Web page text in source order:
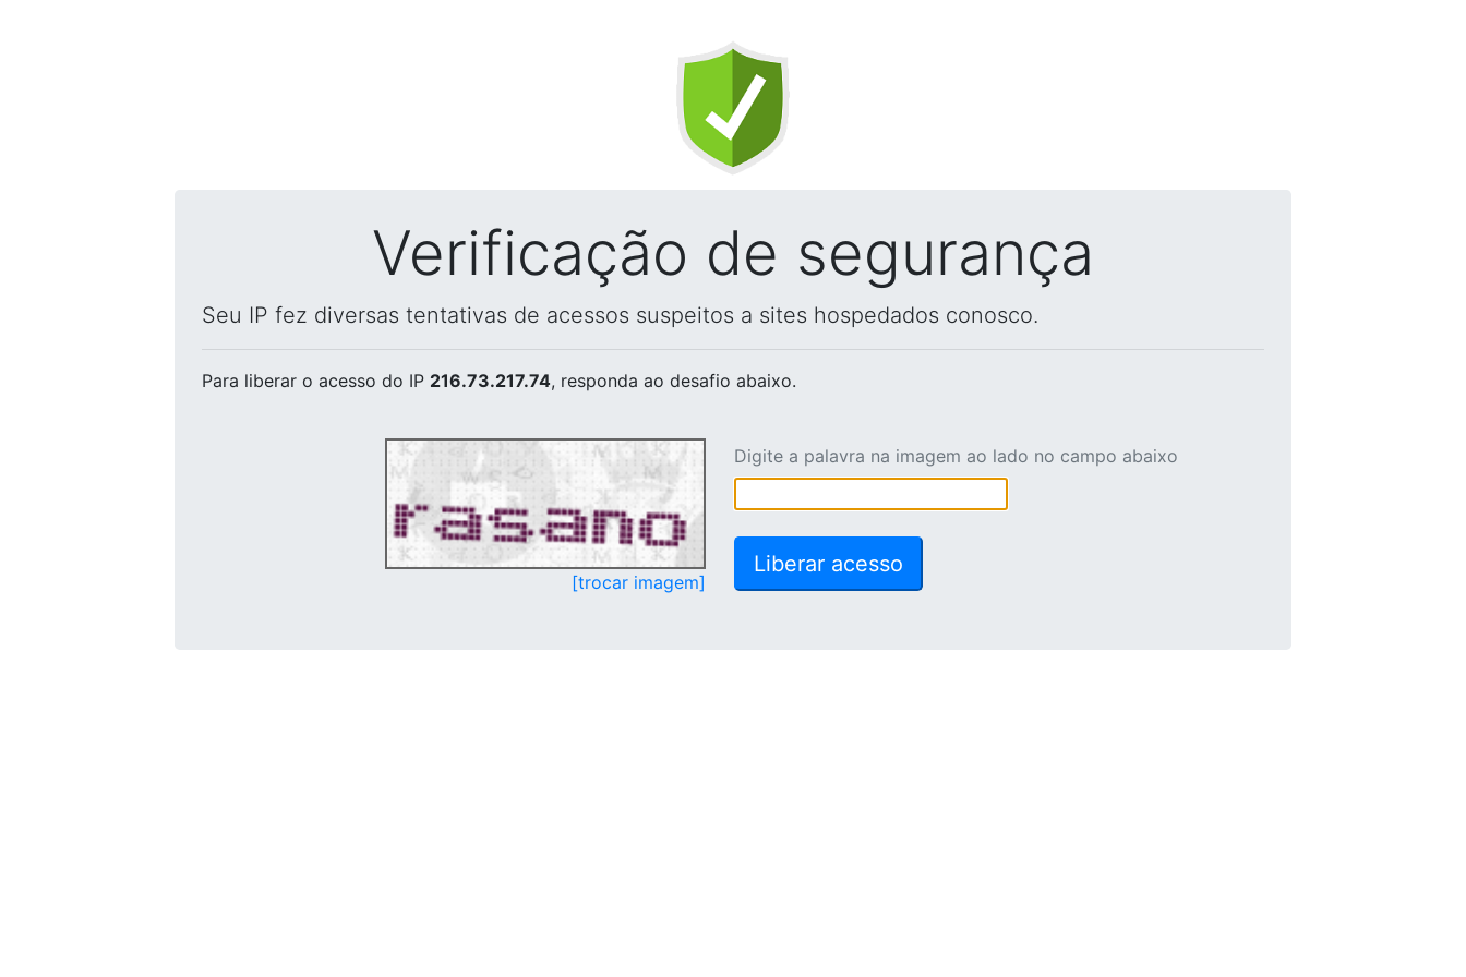
Verificação de segurança
Seu IP fez diversas tentativas de acessos suspeitos a sites hospedados conosco.
Para liberar o acesso do IP 216.73.217.74, responda ao desafio abaixo.
[trocar imagem]
Digite a palavra na imagem ao lado no campo abaixo